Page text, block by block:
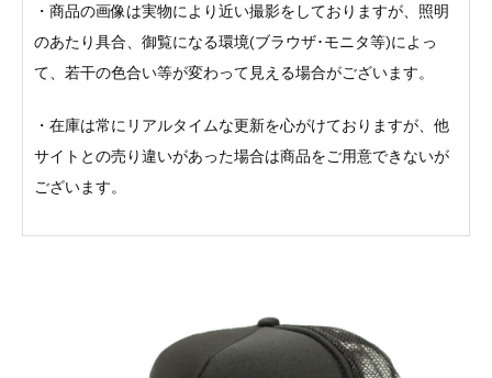
・商品の画像は実物により近い撮影をしておりますが、照明
のあたり具合、御覧になる環境(ブラウザ･モニタ等)によっ
て、若干の色合い等が変わって見える場合がございます。
・在庫は常にリアルタイムな更新を心がけておりますが、他
サイトとの売り違いがあった場合は商品をご用意できないが
ございます。